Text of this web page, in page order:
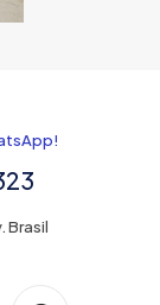
Brasil